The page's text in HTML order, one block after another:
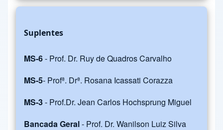
Suplentes
MS-6- Prof. Dr. Ruy de Quadros Carvalho
MS-5- Profª. Drª. Rosana Icassati Corazza
MS-3- Prof.Dr. Jean Carlos Hochsprung Miguel
Bancada Geral- Prof. Dr. Wanilson Luiz Silva